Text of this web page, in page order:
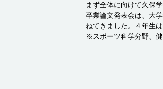
まず全体に向けて久保
卒業論文発表会は、大
ねてきました。４年生
※スポーツ科学分野、